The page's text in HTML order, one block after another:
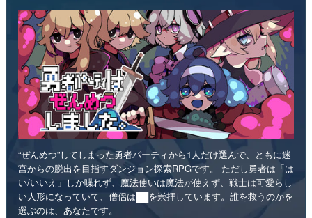
“ぜんめつ”してしまった勇者パーティから1人だけ選んで、ともに迷
宮からの脱出を目指すダンジョン探索RPGです。 ただし勇者は「は
い/いいえ」しか喋れず、魔法使いは魔法が使えず、戦士は可愛らし
い人形になっていて、僧侶は██を崇拝しています。誰を救うのかを
選ぶのは、あなたです。